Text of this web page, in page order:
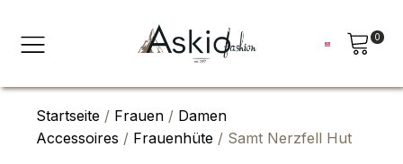
0
Startseite / Frauen / Damen
Accessoires / Frauenhüte / Samt Nerzfell Hut